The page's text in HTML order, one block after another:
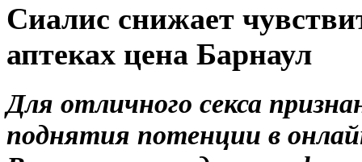
Сиалис снижает
аптеках цена Барнаул
Для отличного секса
поднятия потенции в